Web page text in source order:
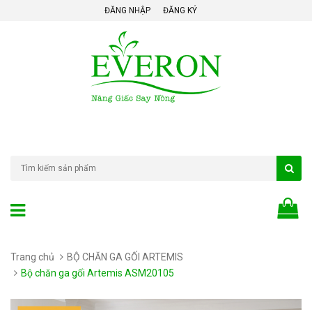
ĐĂNG NHẬP ĐĂNG KÝ
Trang chủ
BỘ CHĂN GA GỐI ARTEMIS
Bộ chăn ga gối Artemis ASM20105